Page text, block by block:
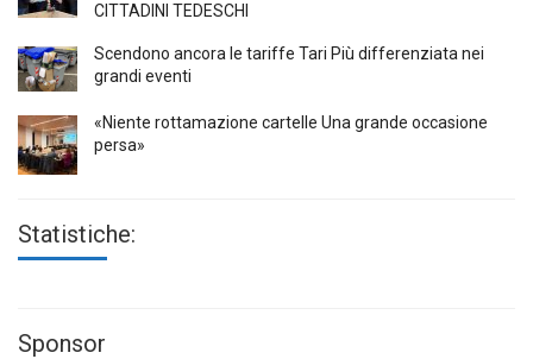
CITTADINI TEDESCHI
Scendono ancora le tariffe Tari Più differenziata nei
grandi eventi
«Niente rottamazione cartelle Una grande occasione
persa»
Statistiche:
Sponsor